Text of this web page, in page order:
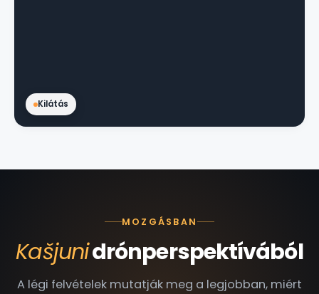
Kilátás
MOZGÁSBAN
Kašjunidrónperspektívából
A légi felvételek mutatják meg a legjobban, miért